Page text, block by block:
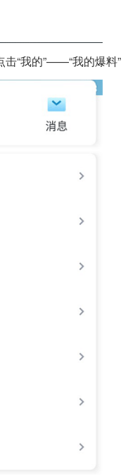
“我的”——“我的爆料”